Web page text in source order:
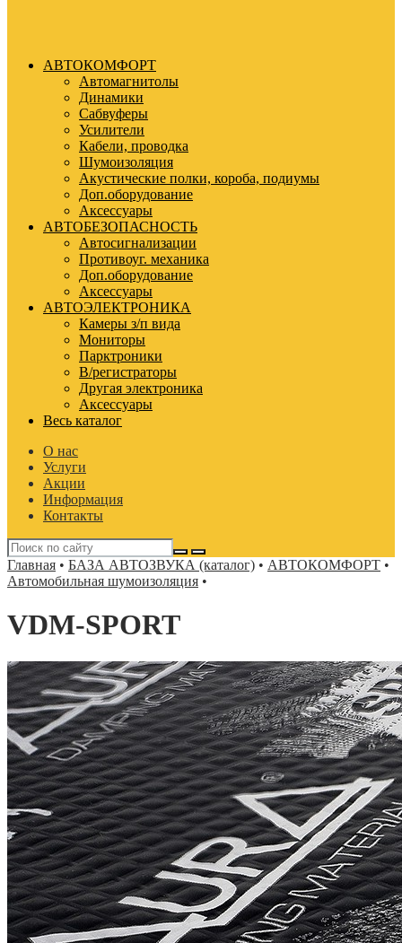
АВТОКОМФОРТ
Автомагнитолы
Динамики
Сабвуферы
Усилители
Кабели, проводка
Шумоизоляция
Акустические полки, короба, подиумы
Доп.оборудование
Аксессуары
АВТОБЕЗОПАСНОСТЬ
Автосигнализации
Противоуг. механика
Доп.оборудование
Аксессуары
АВТОЭЛЕКТРОНИКА
Камеры з/п вида
Мониторы
Парктроники
В/регистраторы
Другая электроника
Аксессуары
Весь каталог
О нас
Услуги
Акции
Информация
Контакты
Главная • БАЗА АВТОЗВУКА (каталог) • АВТОКОМФОРТ •
Автомобильная шумоизоляция •
VDM-SPORT